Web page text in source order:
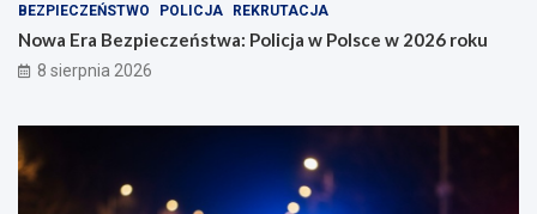
w
Ł
o
d
6
r
o
k
BEZPIECZEŃSTWO POLICJA REKRUTACJA
Nowa Era Bezpieczeństwa: Policja w Polsce w 2026 roku
8 sierpnia 2026